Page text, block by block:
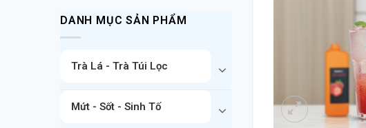
DANH MỤC SẢN PHẨM
Trà Lá - Trà Túi Lọc
Mứt - Sốt - Sinh Tố